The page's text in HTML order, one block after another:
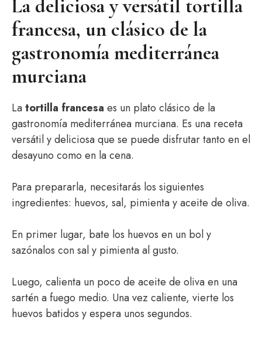
La deliciosa y versátil tortilla
francesa, un clásico de la
gastronomía mediterránea
murciana
Latortilla francesa es un plato clásico de la
gastronomía mediterránea murciana. Es una receta
versátil y deliciosa que se puede disfrutar tanto en el
desayuno como en la cena.
Para prepararla, necesitarás los siguientes
ingredientes: huevos, sal, pimienta y aceite de oliva.
En primer lugar, bate los huevos en un bol y
sazónalos con sal y pimienta al gusto.
Luego, calienta un poco de aceite de oliva en una
sartén a fuego medio. Una vez caliente, vierte los
huevos batidos y espera unos segundos.